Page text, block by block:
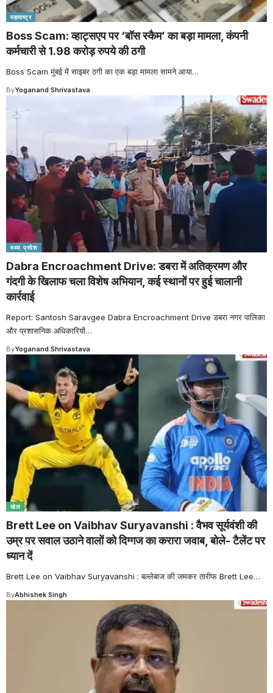
महाराष्ट्र
Boss Scam: व्हाट्सएप पर ‘बॉस स्कैम’ का बड़ा मामला, कंपनी
कर्मचारी से 1.98 करोड़ रुपये की ठगी
Boss Scam मुंबई में साइबर ठगी का एक बड़ा मामला सामने आया…
ByYoganand Shrivastava
मध्य प्रदेश
Dabra Encroachment Drive: डबरा में अतिक्रमण और
गंदगी के खिलाफ चला विशेष अभियान, कई स्थानों पर हुई चालानी
कार्रवाई
Report: Santosh Saravgee Dabra Encroachment Drive डबरा नगर पालिका
और प्रशासनिक अधिकारियों…
ByYoganand Shrivastava
खेल
Brett Lee on Vaibhav Suryavanshi : वैभव सूर्यवंशी की
उम्र पर सवाल उठाने वालों को दिग्गज का करारा जवाब, बोले- टैलेंट पर
ध्यान दें
Brett Lee on Vaibhav Suryavanshi : बल्लेबाज की जमकर तारीफ Brett Lee…
ByAbhishek Singh